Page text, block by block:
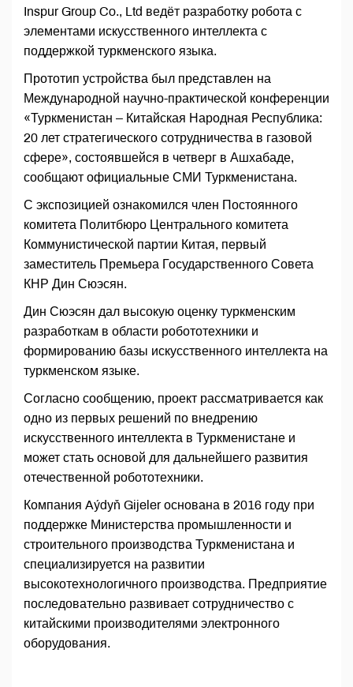
Inspur Group Co., Ltd ведёт разработку робота с
элементами искусственного интеллекта с
поддержкой туркменского языка.
Прототип устройства был представлен на
Международной научно-практической конференции
«Туркменистан – Китайская Народная Республика:
20 лет стратегического сотрудничества в газовой
сфере», состоявшейся в четверг в Ашхабаде,
сообщают официальные СМИ Туркменистана.
С экспозицией ознакомился член Постоянного
комитета Политбюро Центрального комитета
Коммунистической партии Китая, первый
заместитель Премьера Государственного Совета
КНР Дин Сюэсян.
Дин Сюэсян дал высокую оценку туркменским
разработкам в области робототехники и
формированию базы искусственного интеллекта на
туркменском языке.
Согласно сообщению, проект рассматривается как
одно из первых решений по внедрению
искусственного интеллекта в Туркменистане и
может стать основой для дальнейшего развития
отечественной робототехники.
Компания Aýdyň Gijeler основана в 2016 году при
поддержке Министерства промышленности и
строительного производства Туркменистана и
специализируется на развитии
высокотехнологичного производства. Предприятие
последовательно развивает сотрудничество с
китайскими производителями электронного
оборудования.